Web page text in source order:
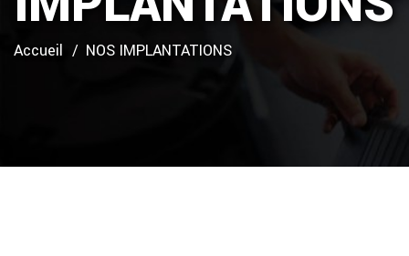
Accueil NOS IMPLANTATIONS